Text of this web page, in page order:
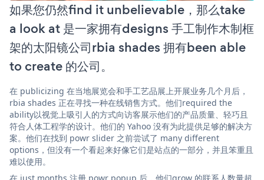
如果您仍然find it unbelievable，那么take
a look at 是一家拥有designs 手工制作木制框
架的太阳镜公司rbia shades 拥有been able
to create 的公司。
在 publicizing 在当地展览会和手工艺品展上开展业务几个月后，
rbia shades 正在寻找一种在线销售方式。他们required the
ability以视觉上吸引人的方式向访客展示他们的产品质量、轻巧且
符合人体工程学的设计。他们的 Yahoo 没有为此提供足够的解决方
案。他们在找到 powr slider 之前尝试了 many different
options，但没有一个看起来好像它们是站点的一部分，并且笨重且
难以使用。